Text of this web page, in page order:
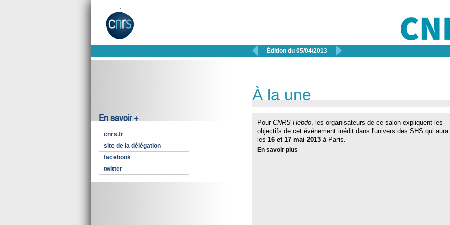
 Édition du 05/04/2013 
En savoir +
cnrs.fr
site de la délégation
facebook
twitter
À la une
Pour CNRS Hebdo, les organisateurs de ce salon expliquent les
objectifs de cet événement inédit dans l'univers des SHS qui aura
les 16 et 17 mai 2013 à Paris.
En savoir plus